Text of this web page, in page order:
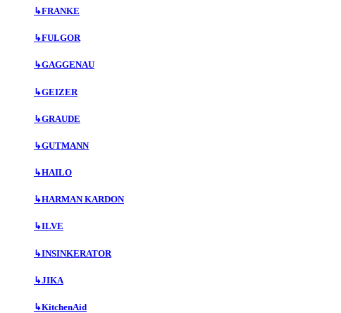
↳FRANKE
↳FULGOR
↳GAGGENAU
↳GEIZER
↳GRAUDE
↳GUTMANN
↳HAILO
↳HARMAN KARDON
↳ILVE
↳INSINKERATOR
↳JIKA
↳KitchenAid